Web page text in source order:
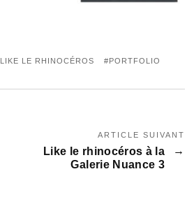
LIKE LE RHINOCÉROS PORTFOLIO
ARTICLE SUIVANT
Like le rhinocéros à la
Galerie Nuance 3